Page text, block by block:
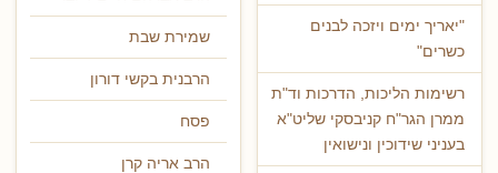
"יאריך ימים ויזכה לבנים
כשרים"
רשימות הליכות, הדרכות וד"ת
ממרן הגר"ח קניבסקי שליט"א
בעניני שידוכין ונישואין
שמירת שבת
הרבנית בקשי דורון
פסח
הרב אריה קרן